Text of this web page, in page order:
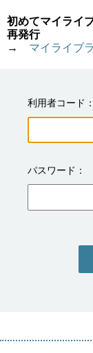
初めてマイライ
再発行
→ マイライブ
利用者コード
パスワード